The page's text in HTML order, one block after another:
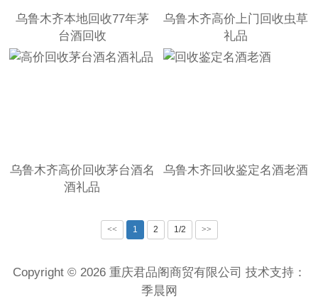
乌鲁木齐本地回收77年茅
台酒回收
乌鲁木齐高价上门回收虫草
礼品
乌鲁木齐高价回收茅台酒名
酒礼品
乌鲁木齐回收鉴定名酒老酒
<< 1 2 1/2 >>
Copyright © 2026 重庆君品阁商贸有限公司 技术支持：
季晨网